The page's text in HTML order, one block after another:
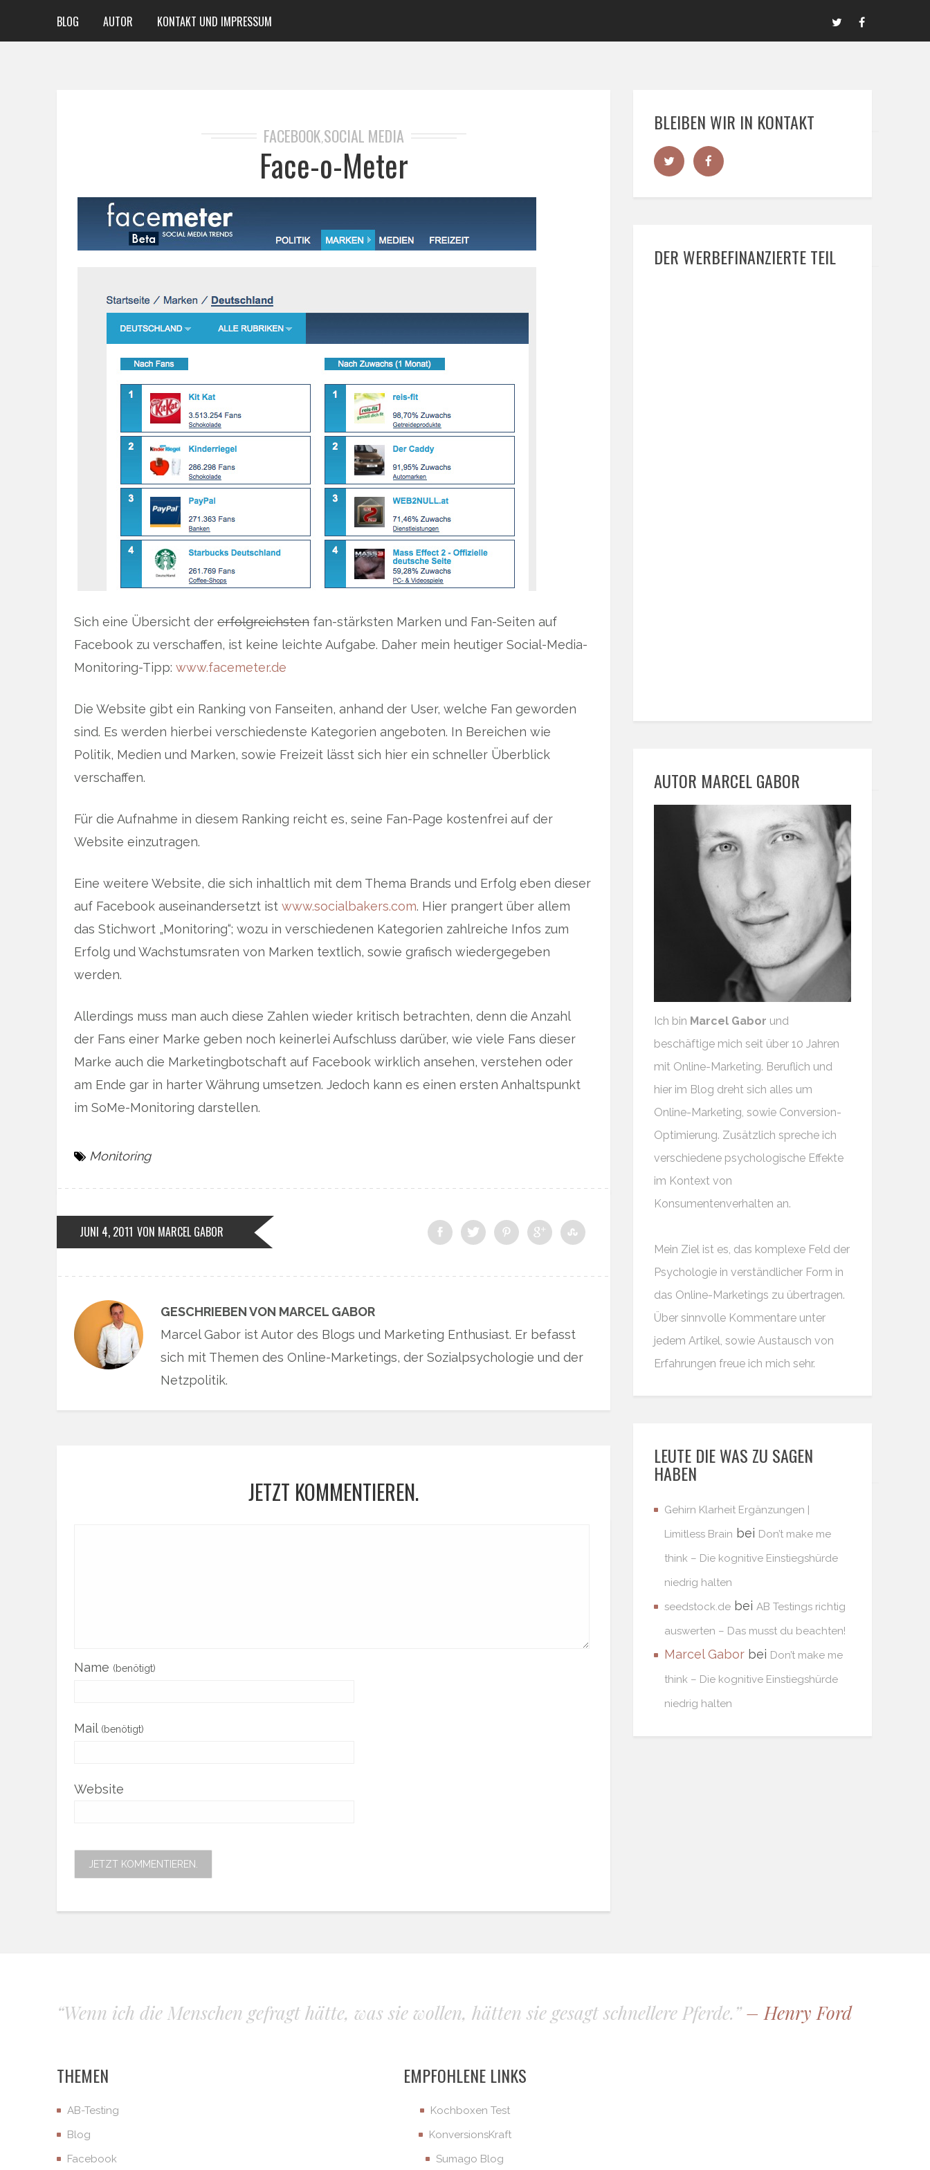
BLOG AUTOR KONTAKT UND IMPRESSUM
FACEBOOK,SOCIAL MEDIA
Face-o-Meter
Sich eine Übersicht der erfolgreichsten fan-stärksten Marken und Fan-Seiten auf
Facebook zu verschaffen, ist keine leichte Aufgabe. Daher mein heutiger Social-Media-
Monitoring-Tipp: www.facemeter.de
Die Website gibt ein Ranking von Fanseiten, anhand der User, welche Fan geworden
sind. Es werden hierbei verschiedenste Kategorien angeboten. In Bereichen wie
Politik, Medien und Marken, sowie Freizeit lässt sich hier ein schneller Überblick
verschaffen.
Für die Aufnahme in diesem Ranking reicht es, seine Fan-Page kostenfrei auf der
Website einzutragen.
Eine weitere Website, die sich inhaltlich mit dem Thema Brands und Erfolg eben dieser
auf Facebook auseinandersetzt ist www.socialbakers.com. Hier prangert über allem
das Stichwort „Monitoring“; wozu in verschiedenen Kategorien zahlreiche Infos zum
Erfolg und Wachstumsraten von Marken textlich, sowie grafisch wiedergegeben
werden.
Allerdings muss man auch diese Zahlen wieder kritisch betrachten, denn die Anzahl
der Fans einer Marke geben noch keinerlei Aufschluss darüber, wie viele Fans dieser
Marke auch die Marketingbotschaft auf Facebook wirklich ansehen, verstehen oder
am Ende gar in harter Währung umsetzen. Jedoch kann es einen ersten Anhaltspunkt
im SoMe-Monitoring darstellen.
Monitoring
JUNI 4, 2011 VON MARCEL GABOR
GESCHRIEBEN VON MARCEL GABOR
Marcel Gabor ist Autor des Blogs und Marketing Enthusiast. Er befasst
sich mit Themen des Online-Marketings, der Sozialpsychologie und der
Netzpolitik.
JETZT KOMMENTIEREN.
Name (benötigt)
Mail (benötigt)
Website
BLEIBEN WIR IN KONTAKT
DER WERBEFINANZIERTE TEIL
AUTOR MARCEL GABOR
Ich bin Marcel Gabor und
beschäftige mich seit über 10 Jahren
mit Online-Marketing. Beruflich und
hier im Blog dreht sich alles um
Online-Marketing, sowie Conversion-
Optimierung. Zusätzlich spreche ich
verschiedene psychologische Effekte
im Kontext von
Konsumentenverhalten an.
Mein Ziel ist es, das komplexe Feld der
Psychologie in verständlicher Form in
das Online-Marketings zu übertragen.
Über sinnvolle Kommentare unter
jedem Artikel, sowie Austausch von
Erfahrungen freue ich mich sehr.
LEUTE DIE WAS ZU SAGEN
HABEN
Gehirn Klarheit Ergänzungen |
Limitless Brain bei Don’t make me
think – Die kognitive Einstiegshürde
niedrig halten
seedstock.de bei AB Testings richtig
auswerten – Das musst du beachten!
Marcel Gabor bei Don’t make me
think – Die kognitive Einstiegshürde
niedrig halten
“Wenn ich die Menschen gefragt hätte, was sie wollen, hätten sie gesagt schnellere Pferde.” – Henry Ford
THEMEN
AB-Testing
Blog
Facebook
EMPFOHLENE LINKS
Kochboxen Test
KonversionsKraft
Sumago Blog